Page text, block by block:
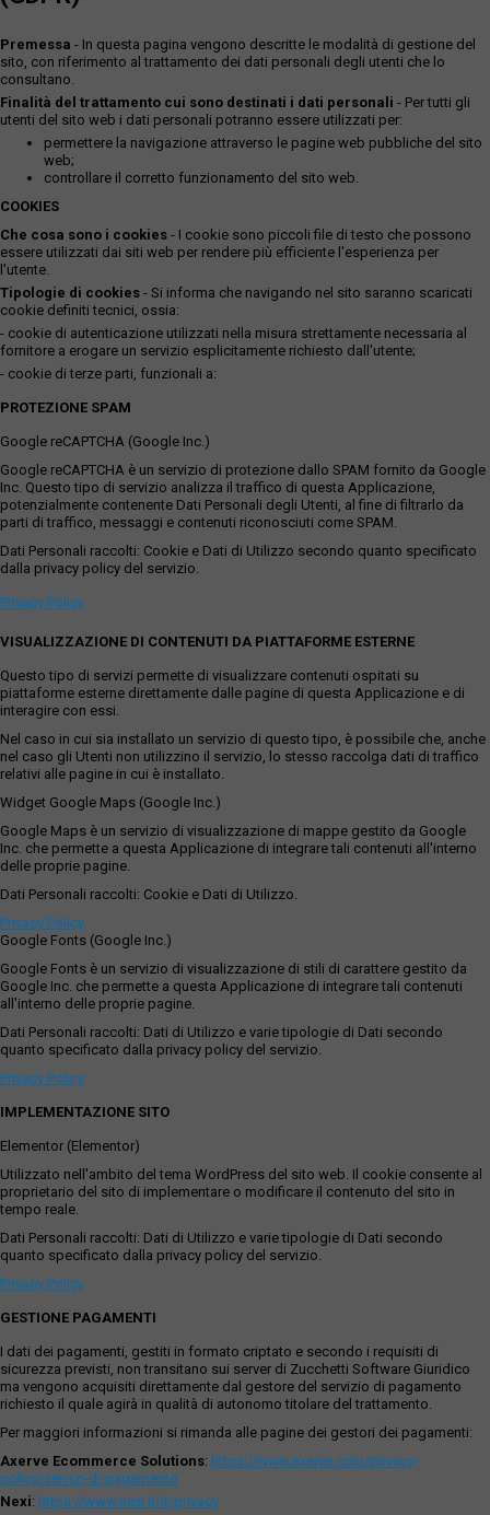
Premessa - In questa pagina vengono descritte le modalità di gestione del
sito, con riferimento al trattamento dei dati personali degli utenti che lo
consultano.
Finalità del trattamento cui sono destinati i dati personali - Per tutti gli
utenti del sito web i dati personali potranno essere utilizzati per:
permettere la navigazione attraverso le pagine web pubbliche del sito
web;
controllare il corretto funzionamento del sito web.
COOKIES
Che cosa sono i cookies - I cookie sono piccoli file di testo che possono
essere utilizzati dai siti web per rendere più efficiente l'esperienza per
l'utente.
Tipologie di cookies - Si informa che navigando nel sito saranno scaricati
cookie definiti tecnici, ossia:
- cookie di autenticazione utilizzati nella misura strettamente necessaria al
fornitore a erogare un servizio esplicitamente richiesto dall'utente;
- cookie di terze parti, funzionali a:
PROTEZIONE SPAM
Google reCAPTCHA (Google Inc.)
Google reCAPTCHA è un servizio di protezione dallo SPAM fornito da Google
Inc. Questo tipo di servizio analizza il traffico di questa Applicazione,
potenzialmente contenente Dati Personali degli Utenti, al fine di filtrarlo da
parti di traffico, messaggi e contenuti riconosciuti come SPAM.
Dati Personali raccolti: Cookie e Dati di Utilizzo secondo quanto specificato
dalla privacy policy del servizio.
Privacy Policy
VISUALIZZAZIONE DI CONTENUTI DA PIATTAFORME ESTERNE
Questo tipo di servizi permette di visualizzare contenuti ospitati su
piattaforme esterne direttamente dalle pagine di questa Applicazione e di
interagire con essi.
Nel caso in cui sia installato un servizio di questo tipo, è possibile che, anche
nel caso gli Utenti non utilizzino il servizio, lo stesso raccolga dati di traffico
relativi alle pagine in cui è installato.
Widget Google Maps (Google Inc.)
Google Maps è un servizio di visualizzazione di mappe gestito da Google
Inc. che permette a questa Applicazione di integrare tali contenuti all'interno
delle proprie pagine.
Dati Personali raccolti: Cookie e Dati di Utilizzo.
Privacy Policy
Google Fonts (Google Inc.)
Google Fonts è un servizio di visualizzazione di stili di carattere gestito da
Google Inc. che permette a questa Applicazione di integrare tali contenuti
all'interno delle proprie pagine.
Dati Personali raccolti: Dati di Utilizzo e varie tipologie di Dati secondo
quanto specificato dalla privacy policy del servizio.
Privacy Policy
IMPLEMENTAZIONE SITO
Elementor (Elementor)
Utilizzato nell'ambito del tema WordPress del sito web. Il cookie consente al
proprietario del sito di implementare o modificare il contenuto del sito in
tempo reale.
Dati Personali raccolti: Dati di Utilizzo e varie tipologie di Dati secondo
quanto specificato dalla privacy policy del servizio.
Privacy Policy
GESTIONE PAGAMENTI
I dati dei pagamenti, gestiti in formato criptato e secondo i requisiti di
sicurezza previsti, non transitano sui server di Zucchetti Software Giuridico
ma vengono acquisiti direttamente dal gestore del servizio di pagamento
richiesto il quale agirà in qualità di autonomo titolare del trattamento.
Per maggiori informazioni si rimanda alle pagine dei gestori dei pagamenti:
Axerve Ecommerce Solutions: https://www.axerve.com/privacy-
policy/servizi-di-pagamento
Nexi: https://www.nexi.it/it/privacy